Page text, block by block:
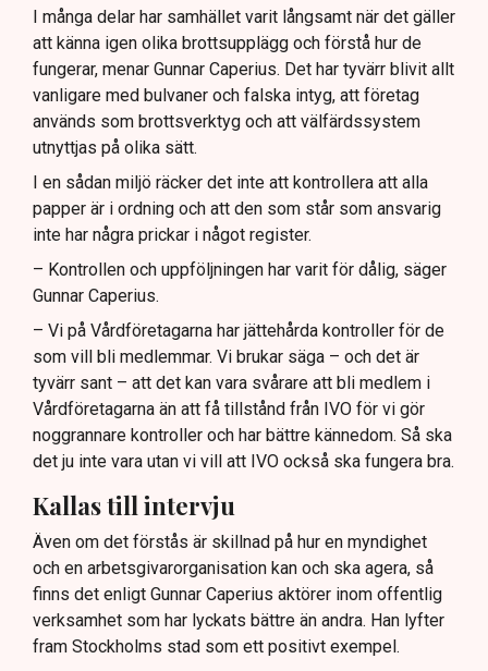
I många delar har samhället varit långsamt när det gäller
att känna igen olika brottsupplägg och förstå hur de
fungerar, menar Gunnar Caperius. Det har tyvärr blivit allt
vanligare med bulvaner och falska intyg, att företag
används som brottsverktyg och att välfärdssystem
utnyttjas på olika sätt.
I en sådan miljö räcker det inte att kontrollera att alla
papper är i ordning och att den som står som ansvarig
inte har några prickar i något register.
– Kontrollen och uppföljningen har varit för dålig, säger
Gunnar Caperius.
– Vi på Vårdföretagarna har jättehårda kontroller för de
som vill bli medlemmar. Vi brukar säga – och det är
tyvärr sant – att det kan vara svårare att bli medlem i
Vårdföretagarna än att få tillstånd från IVO för vi gör
noggrannare kontroller och har bättre kännedom. Så ska
det ju inte vara utan vi vill att IVO också ska fungera bra.
Kallas till intervju
Även om det förstås är skillnad på hur en myndighet
och en arbetsgivarorganisation kan och ska agera, så
finns det enligt Gunnar Caperius aktörer inom offentlig
verksamhet som har lyckats bättre än andra. Han lyfter
fram Stockholms stad som ett positivt exempel.